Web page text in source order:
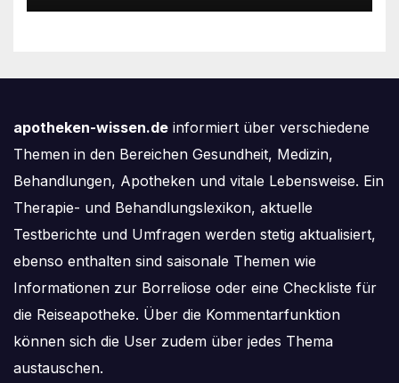
nach
apotheken-wissen.de informiert über verschiedene
Themen in den Bereichen Gesundheit, Medizin,
Behandlungen, Apotheken und vitale Lebensweise. Ein
Therapie- und Behandlungslexikon, aktuelle
Testberichte und Umfragen werden stetig aktualisiert,
ebenso enthalten sind saisonale Themen wie
Informationen zur Borreliose oder eine Checkliste für
die Reiseapotheke. Über die Kommentarfunktion
können sich die User zudem über jedes Thema
austauschen.